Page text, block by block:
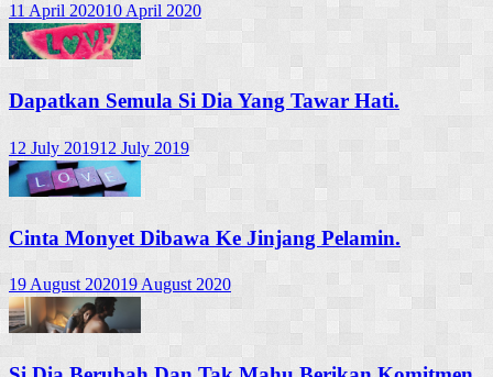
11 April 202010 April 2020
Dapatkan Semula Si Dia Yang Tawar Hati.
12 July 201912 July 2019
Cinta Monyet Dibawa Ke Jinjang Pelamin.
19 August 202019 August 2020